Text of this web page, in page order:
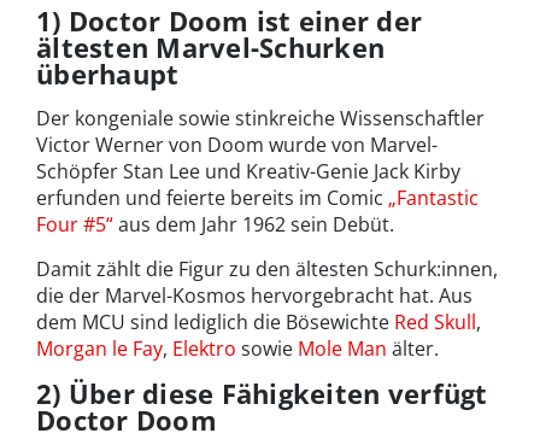
1) Doctor Doom ist einer der
ältesten Marvel-Schurken
überhaupt
Der kongeniale sowie stinkreiche Wissenschaftler
Victor Werner von Doom wurde von Marvel-
Schöpfer Stan Lee und Kreativ-Genie Jack Kirby
erfunden und feierte bereits im Comic „Fantastic
Four #5“aus dem Jahr 1962 sein Debüt.
Damit zählt die Figur zu den ältesten Schurk:innen,
die der Marvel-Kosmos hervorgebracht hat. Aus
dem MCU sind lediglich die Bösewichte Red Skull,
Morgan le Fay, Elektro sowie Mole Man älter.
2) Über diese Fähigkeiten verfügt
Doctor Doom